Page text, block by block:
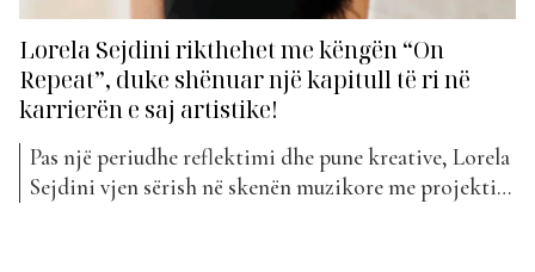
Lorela Sejdini rikthehet me këngën “On
Repeat”, duke shënuar një kapitull të ri në
karrierën e saj artistike!
Pas një periudhe reflektimi dhe pune kreative, Lorela
Sejdini vjen sërish në skenën muzikore me projektin